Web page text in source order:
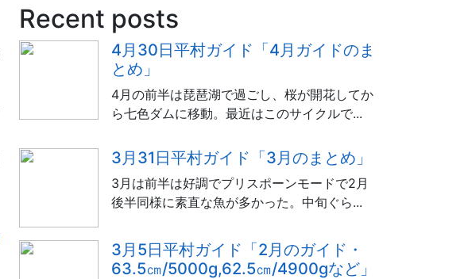
Recent posts
4月30日平村ガイド「4月ガイドのま
とめ」
4月の前半は琵琶湖で過ごし、桜が開花してか
ら七色ダムに移動。最近はこのサイクルで...
3月31日平村ガイド「3月のまとめ」
3月は前半は好調でプリスポーンモードで2月
後半同様に素直な魚が多かった。中旬ぐら...
3月5日平村ガイド「2月のガイド・
63.5㎝/5000g,62.5㎝/4900gなど」